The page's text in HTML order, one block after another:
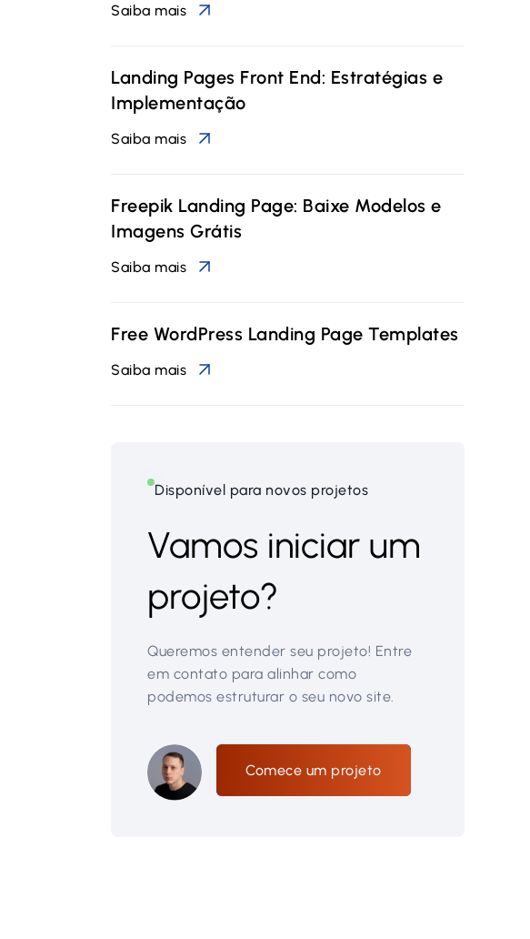
Saiba mais
Landing Pages Front End: Estratégias e
Implementação
Saiba mais
Freepik Landing Page: Baixe Modelos e
Imagens Grátis
Saiba mais
Free WordPress Landing Page Templates
Saiba mais
Disponível para novos projetos
Vamos iniciar um
projeto?
Queremos entender seu projeto! Entre
em contato para alinhar como
podemos estruturar o seu novo site.
Comece um projeto